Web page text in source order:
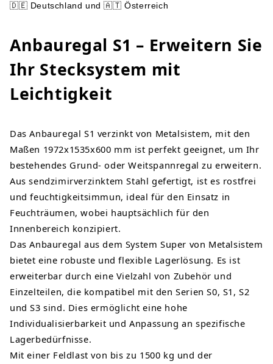
🇩🇪 Deutschland und 🇦🇹 Österreich
Anbauregal S1 – Erweitern Sie
Ihr Stecksystem mit
Leichtigkeit
Das Anbauregal S1 verzinkt von Metalsistem, mit den
Maßen 1972x1535x600 mm ist perfekt geeignet, um Ihr
bestehendes Grund- oder Weitspannregal zu erweitern.
Aus sendzimirverzinktem Stahl gefertigt, ist es rostfrei
und feuchtigkeitsimmun, ideal für den Einsatz in
Feuchträumen, wobei hauptsächlich für den
Innenbereich konzipiert.
Das Anbauregal aus dem System Super von Metalsistem
bietet eine robuste und flexible Lagerlösung. Es ist
erweiterbar durch eine Vielzahl von Zubehör und
Einzelteilen, die kompatibel mit den Serien S0, S1, S2
und S3 sind. Dies ermöglicht eine hohe
Individualisierbarkeit und Anpassung an spezifische
Lagerbedürfnisse.
Mit einer Feldlast von bis zu 1500 kg und der